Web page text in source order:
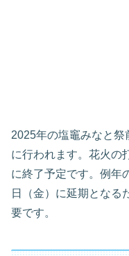
2025年の塩竈みなと祭
に行われます。花火の
に終了予定です。例年
日（金）に延期となる
要です。